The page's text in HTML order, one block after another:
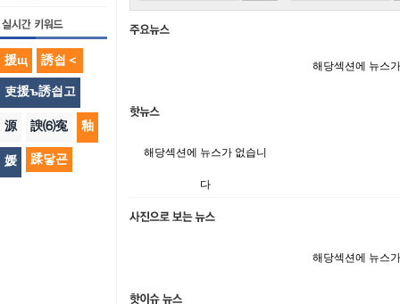
援щ 誘쇱＜
吏援ъ誘쇱고
源 諛⑹寃 釉
媛 蹂닿굔
해당섹션에 뉴스
해당섹션에 뉴스가 없습니
다
해당섹션에 뉴스